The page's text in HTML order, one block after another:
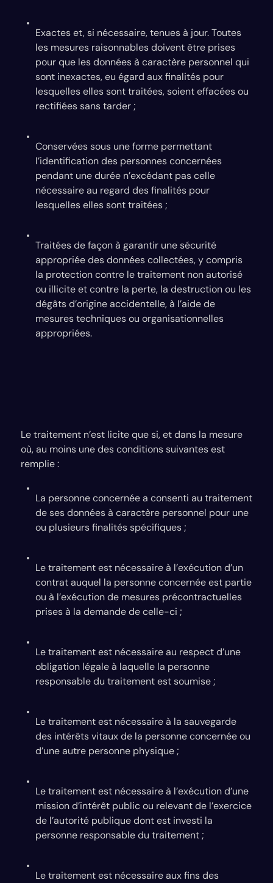
Exactes et, si nécessaire, tenues à jour. Toutes
les mesures raisonnables doivent être prises
pour que les données à caractère personnel qui
sont inexactes, eu égard aux finalités pour
lesquelles elles sont traitées, soient effacées ou
rectifiées sans tarder ;
Conservées sous une forme permettant
l’identification des personnes concernées
pendant une durée n’excédant pas celle
nécessaire au regard des finalités pour
lesquelles elles sont traitées ;
Traitées de façon à garantir une sécurité
appropriée des données collectées, y compris
la protection contre le traitement non autorisé
ou illicite et contre la perte, la destruction ou les
dégâts d’origine accidentelle, à l’aide de
mesures techniques ou organisationnelles
appropriées.
Le traitement n’est licite que si, et dans la mesure
où, au moins une des conditions suivantes est
remplie :
La personne concernée a consenti au traitement
de ses données à caractère personnel pour une
ou plusieurs finalités spécifiques ;
Le traitement est nécessaire à l’exécution d’un
contrat auquel la personne concernée est partie
ou à l’exécution de mesures précontractuelles
prises à la demande de celle-ci ;
Le traitement est nécessaire au respect d’une
obligation légale à laquelle la personne
responsable du traitement est soumise ;
Le traitement est nécessaire à la sauvegarde
des intérêts vitaux de la personne concernée ou
d’une autre personne physique ;
Le traitement est nécessaire à l’exécution d’une
mission d’intérêt public ou relevant de l’exercice
de l’autorité publique dont est investi la
personne responsable du traitement ;
Le traitement est nécessaire aux fins des